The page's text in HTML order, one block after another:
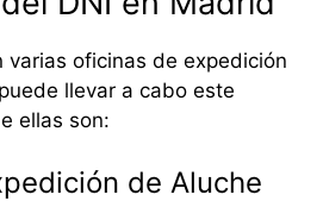
varias oficinas de expedición
llevar a cabo este
ellas son:
de Aluche